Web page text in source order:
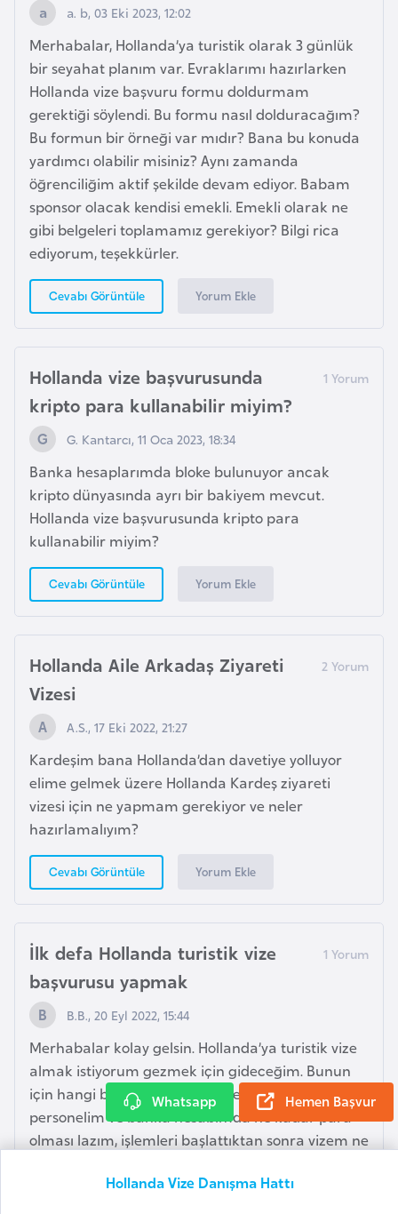
a. b, 03 Eki 2023, 12:02
Merhabalar, Hollanda’ya turistik olarak 3 günlük
bir seyahat planım var. Evraklarımı hazırlarken
Hollanda vize başvuru formu doldurmam
gerektiği söylendi. Bu formu nasıl dolduracağım?
Bu formun bir örneği var mıdır? Bana bu konuda
yardımcı olabilir misiniz? Aynı zamanda
öğrenciliğim aktif şekilde devam ediyor. Babam
sponsor olacak kendisi emekli. Emekli olarak ne
gibi belgeleri toplamamız gerekiyor? Bilgi rica
ediyorum, teşekkürler.
Cevabı Görüntüle Yorum Ekle
Hollanda vize başvurusunda
kripto para kullanabilir miyim?
G. Kantarcı, 11 Oca 2023, 18:34
Banka hesaplarımda bloke bulunuyor ancak
kripto dünyasında ayrı bir bakiyem mevcut.
Hollanda vize başvurusunda kripto para
kullanabilir miyim?
Cevabı Görüntüle Yorum Ekle
Hollanda Aile Arkadaş Ziyareti
Vizesi
A.S., 17 Eki 2022, 21:27
Kardeşim bana Hollanda’dan davetiye yolluyor
elime gelmek üzere Hollanda Kardeş ziyareti
vizesi için ne yapmam gerekiyor ve neler
hazırlamalıyım?
Cevabı Görüntüle Yorum Ekle
İlk defa Hollanda turistik vize
başvurusu yapmak
B.B., 20 Eyl 2022, 15:44
Merhabalar kolay gelsin. Hollanda’ya turistik vize
almak istiyorum gezmek için gideceğim. Bunun
için hangi belgeleri temin etmem gerekiyor, Askeri
personelim ve banka hesabımda ne kadar para
olması lazım, işlemleri başlattıktan sonra vizem ne
turistik vize başvurusu yapacağım için vizem kaç
Hollanda Vize Danışma Hattı
i
b
y
a
L
i
h
t
e
n
a
y
L
i
t
v
a
n
L
ü
k
s
e
m
b
u
r
g
M
c
a
r
i
s
t
a
n
M
Hemen Başvur
Whatsapp